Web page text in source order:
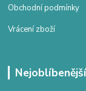
Obchodní podmínky
Vrácení zboží